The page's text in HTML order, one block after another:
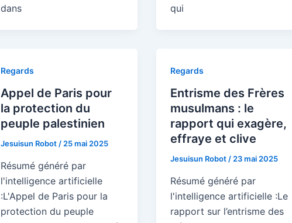
dans
qui
Regards
Appel de Paris pour
la protection du
peuple palestinien
Jesuisun Robot / 25 mai 2025
Résumé généré par
l'intelligence artificielle
:L'Appel de Paris pour la
protection du peuple
Regards
Entrisme des Frères
musulmans : le
rapport qui exagère,
effraye et clive
Jesuisun Robot / 23 mai 2025
Résumé généré par
l'intelligence artificielle :Le
rapport sur l’entrisme des